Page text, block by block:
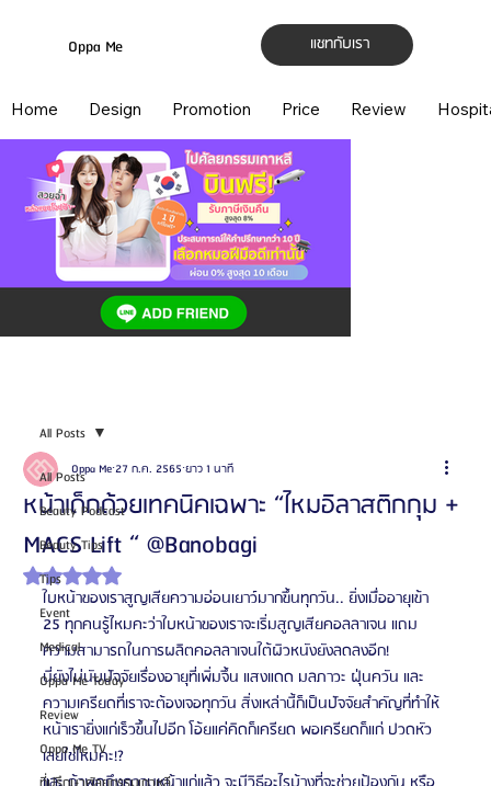
แชทกับเรา
Oppa Me
Home Design Promotion Price Review
All Posts
Beauty Podcast
Beauty Tips
Tips
Event
Medical
Oppa Me Today
Review
Oppa Me TV
All Posts
หน้าเด็กด้วยเทคนิคเฉพาะ “ไหมอิลาสติกกุม +
MACS Lift “ @Banobagi
Oppa Me27 ก.ค. 2565 ยาว 1 นาที
ได้รับ NaN เต็ม 5 ดาว
ใบหน้าของเราสูญเสียความอ่อนเยาว์มากขึ้นทุกวัน.. ยิ่งเมื่ออายุเข้า
25 ทุกคนรู้ไหมคะว่าใบหน้าของเราจะเริ่มสูญเสียคอลลาเจน แถม
ความสามารถในการผลิตคอลลาเจนใต้ผิวหนังยังลดลงอีก!
นี่ยังไม่นับปัจจัยเรื่องอายุที่เพิ่มจึ้น แสงแดด มลภาวะ ฝุ่นควัน และ
ความเครียดที่เราจะต้องเจอทุกวัน สิ่งเหล่านี้ก็เป็นปัจจัยสำคัญที่ทำให้
หน้าเรายิ่งแก่เร็วขึ้นไปอีก โอ้ยแค่คิดก็เครียด พอเครียดก็แก่ ปวดหัว
เลยใช่ไหมคะ!?